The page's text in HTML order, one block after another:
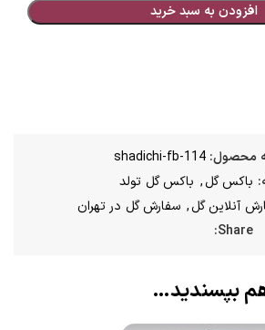
افزودن به سبد خرید
محصول: shadichi-fb-114
باکس گل, باکس گل تولد
آنلاین گل, سفارش گل در تهران
Share:
بپسندید…